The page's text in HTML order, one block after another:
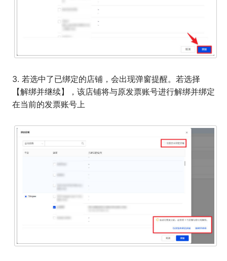
3. 若选中了已绑定的店铺，会出现弹窗提醒。若选择
【解绑并继续】，该店铺将与原发票账号进行解绑并绑定
在当前的发票账号上